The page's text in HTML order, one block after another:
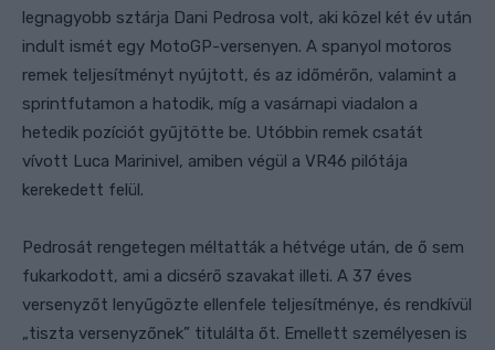
legnagyobb sztárja Dani Pedrosa volt, aki közel két év után
indult ismét egy MotoGP-versenyen. A spanyol motoros
remek teljesítményt nyújtott, és az időmérőn, valamint a
sprintfutamon a hatodik, míg a vasárnapi viadalon a
hetedik pozíciót gyűjtötte be. Utóbbin remek csatát
vívott Luca Marinivel, amiben végül a VR46 pilótája
kerekedett felül.
Pedrosát rengetegen méltatták a hétvége után, de ő sem
fukarkodott, ami a dicsérő szavakat illeti. A 37 éves
versenyzőt lenyűgözte ellenfele teljesítménye, és rendkívül
„tiszta versenyzőnek” titulálta őt. Emellett személyesen is